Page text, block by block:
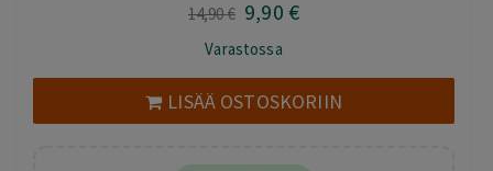
14,90€ Alkuperäinen
oli:
14,90 €.
9,90 €Nykyinen
9,90 €.
Varastossa
LISÄÄ OSTOSKORIIN